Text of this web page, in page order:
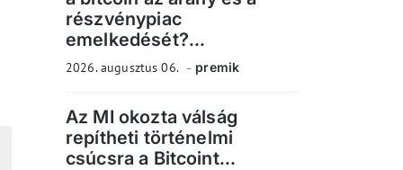
részvénypiac
emelkedését?...
2026. augusztus 06. premik
Az MI okozta válság
repítheti történelmi
csúcsra a Bitcoint...